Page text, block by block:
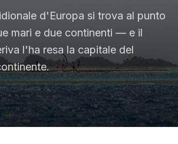
d'Europa si trova al punto
mari e due continenti — e il
l'ha resa la capitale del